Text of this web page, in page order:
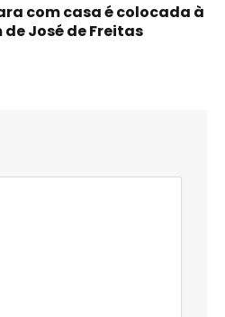
com casa é colocada à
José de Freitas